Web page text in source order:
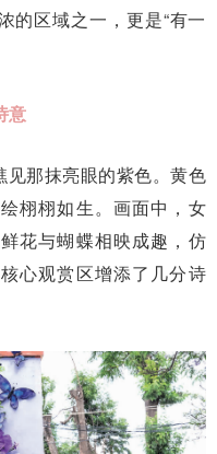
的区域之一，更是“有一
意
那抹亮眼的紫色。黄色
栩栩如生。画面中，女
花与蝴蝶相映成趣，仿
心观赏区增添了几分诗